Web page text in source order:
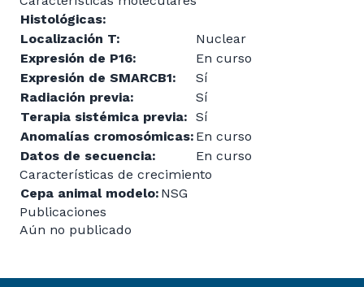
Histológicas:
Localización T:
Nuclear
Expresión de P16:
En curso
Expresión de SMARCB1:
Sí
Radiación previa:
Sí
Terapia sistémica previa: Sí
Anomalías cromosómicas: En curso
Datos de secuencia:
En curso
Características de crecimiento
Cepa animal modelo: NSG
Publicaciones
Aún no publicado